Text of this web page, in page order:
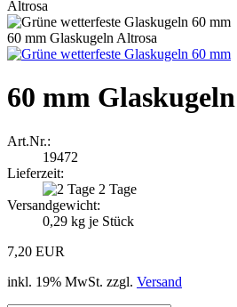
Altrosa
60 mm Glaskugeln Altrosa
60 mm
Art.Nr.:
19472
Lieferzeit:
2 Tage
Versandgewicht:
0,29 kg je Stück
7,20 EUR
inkl. 19% MwSt. zzgl. Versand